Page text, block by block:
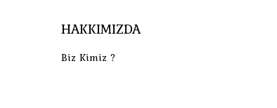
HAKKIMIZDA
Biz Kimiz ?